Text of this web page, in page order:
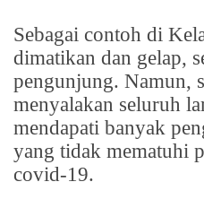
Sebagai contoh di
dimatikan dan gelap,
pengunjung. Namun,
menyalakan seluruh
mendapati banyak
yang tidak mematuhi
covid-19.